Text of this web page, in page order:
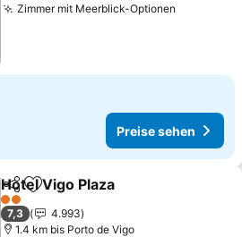
Zimmer mit Meerblick-Optionen
Preise sehen
TeilenZu Favoriten hinzufügen
Hotel Vigo Plaza
2 Sterne
7,3
4.993
1.4 km bis Porto de Vigo